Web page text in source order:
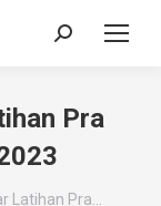
Search:
Pra
Latihan Pra…